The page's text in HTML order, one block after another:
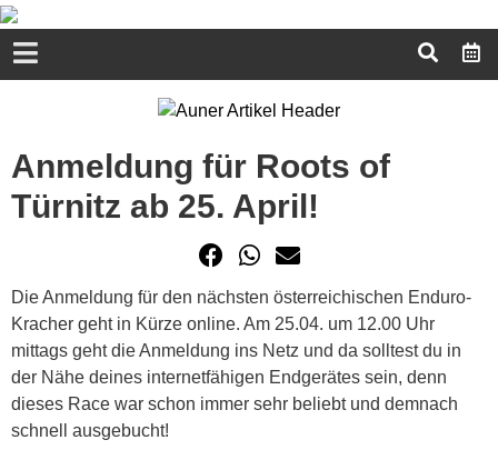
Anmeldung für Roots of
Türnitz ab 25. April!
Die Anmeldung für den nächsten österreichischen Enduro-
Kracher geht in Kürze online. Am 25.04. um 12.00 Uhr
mittags geht die Anmeldung ins Netz und da solltest du in
der Nähe deines internetfähigen Endgerätes sein, denn
dieses Race war schon immer sehr beliebt und demnach
schnell ausgebucht!